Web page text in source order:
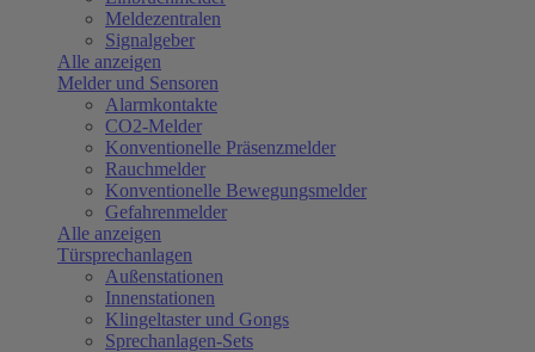
Meldezentralen
Signalgeber
Alle anzeigen
Melder und Sensoren
Alarmkontakte
CO2-Melder
Konventionelle Präsenzmelder
Rauchmelder
Konventionelle Bewegungsmelder
Gefahrenmelder
Alle anzeigen
Türsprechanlagen
Außenstationen
Innenstationen
Klingeltaster und Gongs
Sprechanlagen-Sets